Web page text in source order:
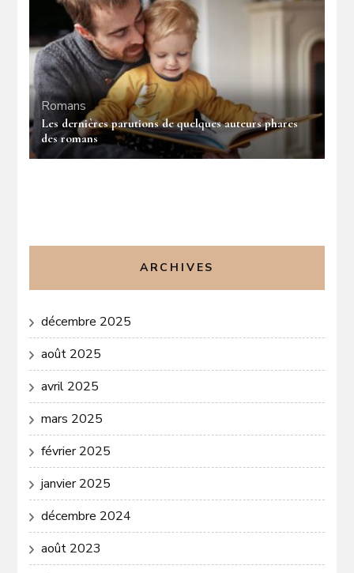
Romans
Les dernières parutions de quelques auteurs phares
des romans
ARCHIVES
décembre 2025
août 2025
avril 2025
mars 2025
février 2025
janvier 2025
décembre 2024
août 2023